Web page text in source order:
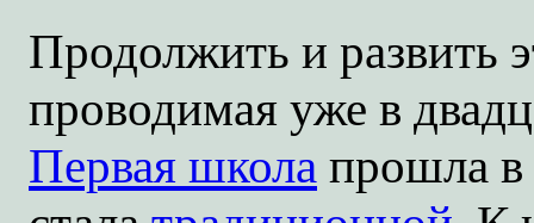
Продолжить и развить
проводимая уже в
Первая школа прошла в